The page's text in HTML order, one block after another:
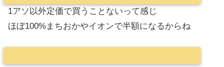
1アソ以外定価で買うことないって感じ
ほぼ100%まちおかやイオンで半額になるからね